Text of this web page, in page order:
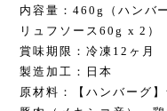
内容量：460g（ハンバ
リュフソース60g x 2）
賞味期限：冷凍12ヶ月
製造加工：日本
原材料：【ハンバーグ